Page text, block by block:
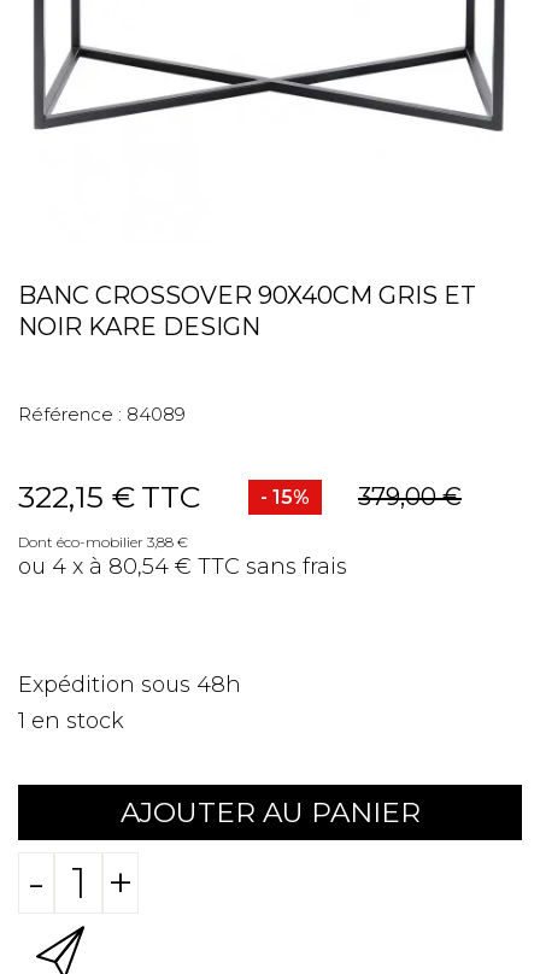
BANC CROSSOVER 90X40CM GRIS ET
NOIR KARE DESIGN
Référence : 84089
322,15 € TTC - 15% 379,00 €
Dont éco-mobilier 3,88 €
ou 4 x à 80,54 € TTC sans frais
Expédition sous 48h
1 en stock
AJOUTER AU PANIER
- +